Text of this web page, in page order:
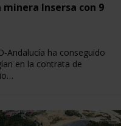
Insersa con 9
Andalucía ha conseguido
en la contrata de